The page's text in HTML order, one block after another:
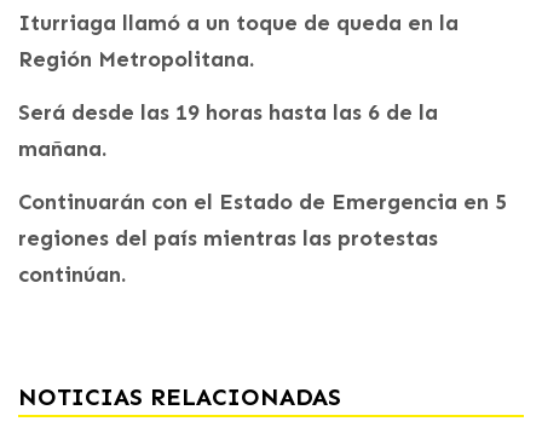
Iturriaga llamó a un toque de queda en la
Región Metropolitana.
Será desde las 19 horas hasta las 6 de la
mañana.
Continuarán con el Estado de Emergencia en 5
regiones del país mientras las protestas
continúan.
NOTICIAS RELACIONADAS